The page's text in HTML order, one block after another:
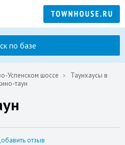
по базе
Успенском шоссе
Таунхаусы в
таун
отзыв